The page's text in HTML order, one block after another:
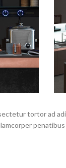
tortor ad